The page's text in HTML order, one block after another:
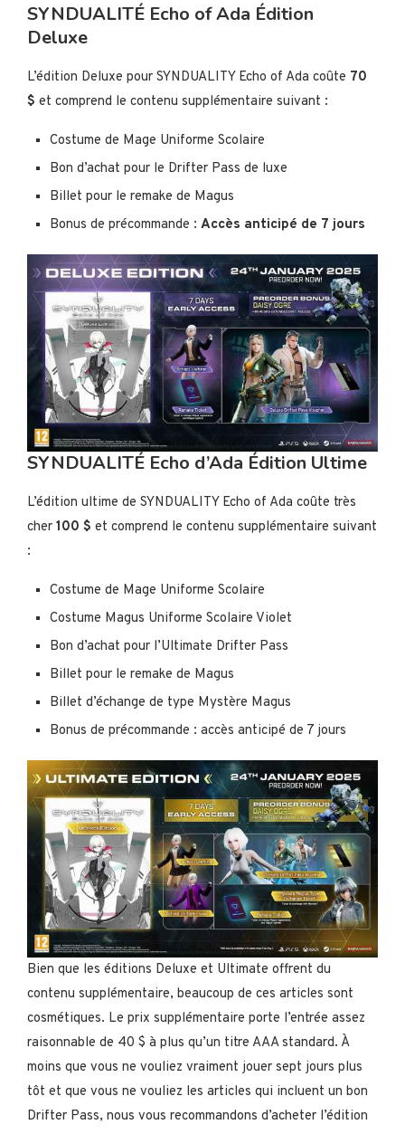
SYNDUALITÉ Echo of Ada Édition
Deluxe
L’édition Deluxe pour SYNDUALITY Echo of Ada coûte 70
$ et comprend le contenu supplémentaire suivant :
Costume de Mage Uniforme Scolaire
Bon d’achat pour le Drifter Pass de luxe
Billet pour le remake de Magus
Bonus de précommande : Accès anticipé de 7 jours
SYNDUALITÉ Echo d’Ada Édition Ultime
L’édition ultime de SYNDUALITY Echo of Ada coûte très
cher 100 $ et comprend le contenu supplémentaire suivant
:
Costume de Mage Uniforme Scolaire
Costume Magus Uniforme Scolaire Violet
Bon d’achat pour l’Ultimate Drifter Pass
Billet pour le remake de Magus
Billet d’échange de type Mystère Magus
Bonus de précommande : accès anticipé de 7 jours
Bien que les éditions Deluxe et Ultimate offrent du
contenu supplémentaire, beaucoup de ces articles sont
cosmétiques. Le prix supplémentaire porte l’entrée assez
raisonnable de 40 $ à plus qu’un titre AAA standard. À
moins que vous ne vouliez vraiment jouer sept jours plus
tôt et que vous ne vouliez les articles qui incluent un bon
Drifter Pass, nous vous recommandons d’acheter l’édition